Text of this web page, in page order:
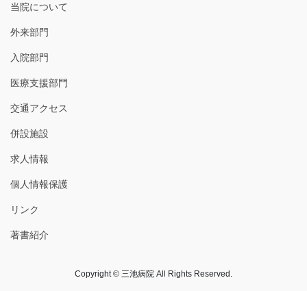
当院について
外来部門
入院部門
医療支援部門
交通アクセス
併設施設
求人情報
個人情報保護
リンク
著書紹介
Copyright © 三池病院 All Rights Reserved.